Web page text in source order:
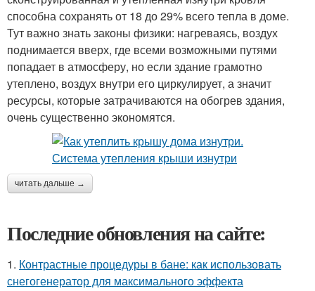
способна сохранять от 18 до 29% всего тепла в доме.
Тут важно знать законы физики: нагреваясь, воздух
поднимается вверх, где всеми возможными путями
попадает в атмосферу, но если здание грамотно
утеплено, воздух внутри его циркулирует, а значит
ресурсы, которые затрачиваются на обогрев здания,
очень существенно экономятся.
читать дальше →
Последние обновления на сайте:
1. Контрастные процедуры в бане: как использовать
снегогенератор для максимального эффекта